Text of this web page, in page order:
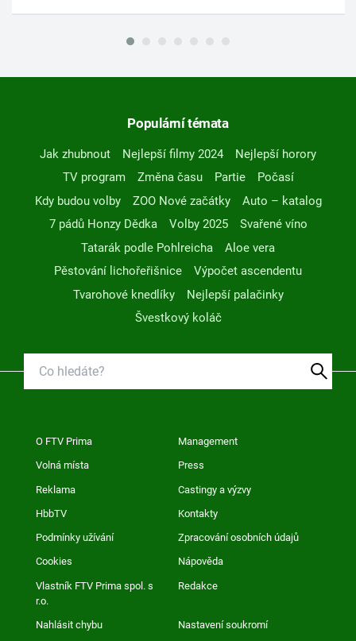
Populární témata
Jak zhubnout Nejlepší filmy 2024
Nejlepší horory
TV program
Změna času Partie
Počasí
Kdy budou volby
ZOO Nové začátky
Auto – katalog
7 pádů Honzy Dědka
Volby 2025
Svařené víno
Tatarák podle Pohlreicha
Aloe vera
Pěstování lichořeřišnice
Výpočet ascendentu
Tvarohové knedlíky
Nejlepší palačinky
Švestkový koláč
O FTV Prima Management
Volná místa Press
Reklama Castingy a výzvy
HbbTV Kontakty
Podmínky užívání Zpracování osobních údajů
Cookies Nápověda
Vlastník FTV Prima spol. s
r.o.
Redakce
Nahlásit chybu Nastavení soukromí